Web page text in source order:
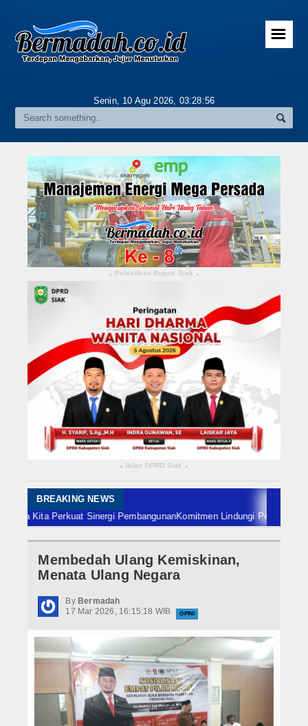
Home
Gallery
Riau
Daerah
Pekanbaru
Pelalawan
Kampar
Rokan Hulu
Bengkalis
Meranti
Indragiri Hulu
Kuansing
Siak
Nasional
Hukrim
Berita Foto
☰
Senin, 10 Agu 2026, 03:28:57
▴ Pelantikan Bupati Siak ▴
▴ Iklan DPRD Siak ▴
BREAKING NEWS
Perkuat Sinergi PembangunanKomitmen Lindungi Petani Sawit,
Membedah Ulang Kemiskinan,
Menata Ulang Negara
By Bermadah
17 Mar 2026, 16:15:18 WIB
OPINI